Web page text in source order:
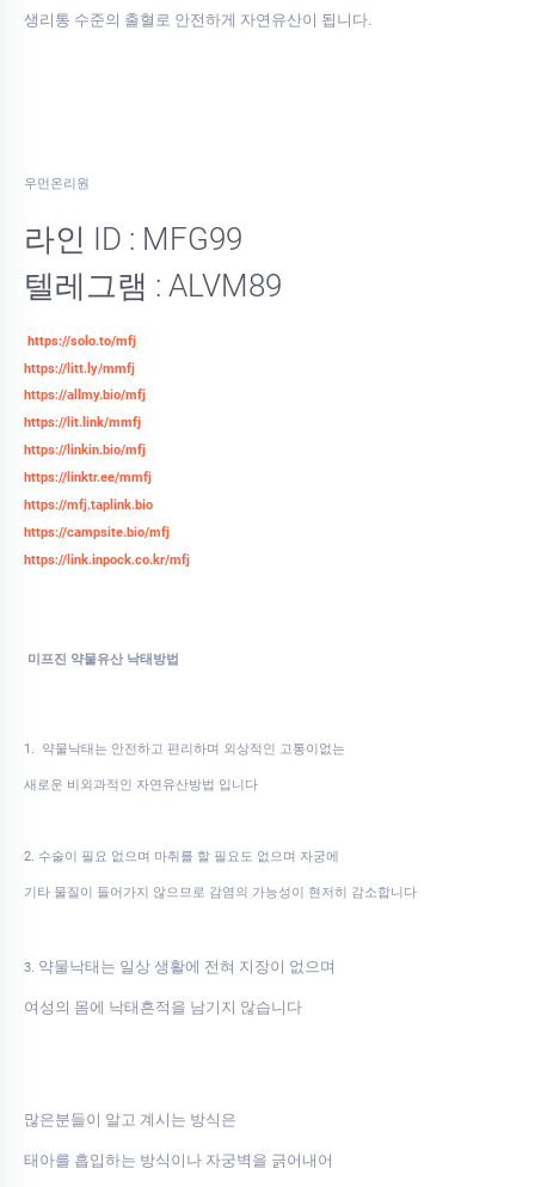
생리통 수준의 출혈로 안전하게 자연유산이 됩니다.
우먼온리원
라인 ID : MFG99
텔레그램 : ALVM89
https://solo.to/mfj
https://litt.ly/mmfj
https://allmy.bio/mfj
https://lit.link/mmfj
https://linkin.bio/mfj
https://linktr.ee/mmfj
https://mfj.taplink.bio
https://campsite.bio/mfj
https://link.inpock.co.kr/mfj
미프진 약물유산 낙태방법
1. 약물낙태는 안전하고 편리하며 외상적인 고통이없는
새로운 비외과적인 자연유산방법 입니다
2. 수술이 필요 없으며 마취를 할 필요도 없으며 자궁에
기타 물질이 들어가지 않으므로 감염의 가능성이 현저히 감소합니다
3. 약물낙태는 일상 생활에 전혀 지장이 없으며
여성의 몸에 낙태흔적을 남기지 않습니다
많은분들이 알고 계시는 방식은
태아를 흡입하는 방식이나 자궁벽을 긁어내어